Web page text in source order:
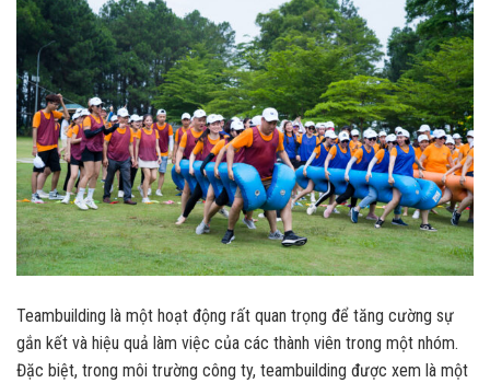
Teambuilding là một hoạt động rất quan trọng để tăng cường sự
gắn kết và hiệu quả làm việc của các thành viên trong một nhóm.
Đặc biệt, trong môi trường công ty, teambuilding được xem là một